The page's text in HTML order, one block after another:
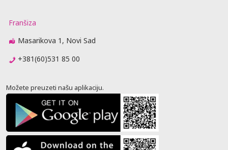
Franšiza
Masarikova 1, Novi Sad
+381(60)531 85 00
Možete preuzeti našu aplikaciju.